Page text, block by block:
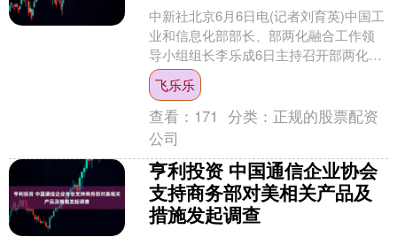
中新社北京6月6日电(记者刘育英)中国工
业和信息化部部长、部两化融合工作领
导小组组长李乐成6日主持召开部两化融
合工作领导小组会议，审议《工业和信
息化部信息化和工....
飞乐乐
查看： 171 分类： 正规的股票配资
公司
亨利投资 中国通信企业协会
支持商务部对美相关产品及
措施发起调查